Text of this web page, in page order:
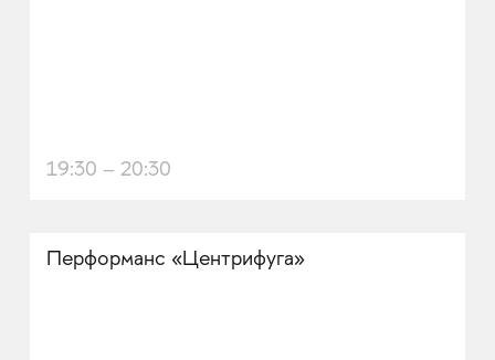
19:30 – 20:30
Перформанс «Центрифуга»